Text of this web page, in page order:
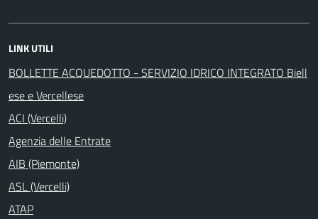
LINK UTILI
BOLLETTE ACQUEDOTTO - SERVIZIO IDRICO INTEGRATO Biell
ese e Vercellese
ACI (Vercelli)
Agenzia delle Entrate
AIB (Piemonte)
ASL (Vercelli)
ATAP